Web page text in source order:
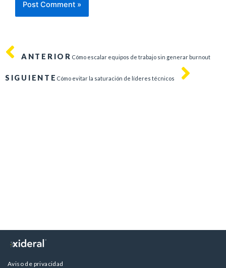
ANTERIOR Cómo escalar equipos de trabajo sin generar burnout
SIGUIENTE Cómo evitar la saturación de líderes técnicos
Aviso de privacidad